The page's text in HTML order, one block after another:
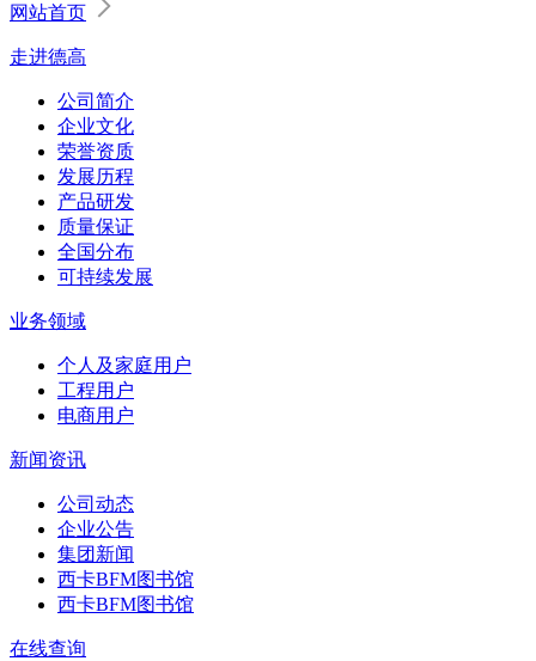
网站首页
走进德高
公司简介
企业文化
荣誉资质
发展历程
产品研发
质量保证
全国分布
可持续发展
业务领域
个人及家庭用户
工程用户
电商用户
新闻资讯
公司动态
企业公告
集团新闻
西卡BFM图书馆
西卡BFM图书馆
在线查询